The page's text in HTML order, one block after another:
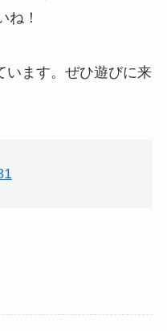
ね！
います。ぜひ遊びに来